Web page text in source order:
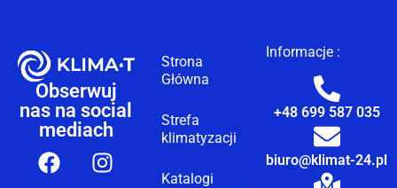
Obserwuj
nas na social
mediach
Strona
Główna
Strefa
klimatyzacji
Katalogi
Informacje :
+48 699 587 035
biuro@klimat-24.pl